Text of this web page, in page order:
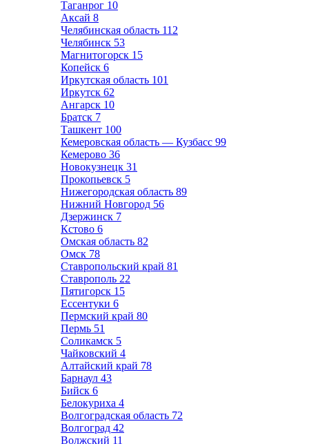
Таганрог 10
Аксай 8
Челябинская область 112
Челябинск 53
Магнитогорск 15
Копейск 6
Иркутская область 101
Иркутск 62
Ангарск 10
Братск 7
Ташкент 100
Кемеровская область — Кузбасс 99
Кемерово 36
Новокузнецк 31
Прокопьевск 5
Нижегородская область 89
Нижний Новгород 56
Дзержинск 7
Кстово 6
Омская область 82
Омск 78
Ставропольский край 81
Ставрополь 22
Пятигорск 15
Ессентуки 6
Пермский край 80
Пермь 51
Соликамск 5
Чайковский 4
Алтайский край 78
Барнаул 43
Бийск 6
Белокуриха 4
Волгоградская область 72
Волгоград 42
Волжский 11